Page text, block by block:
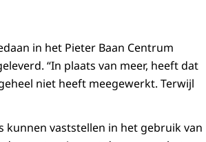
in het Pieter Baan Centrum
“In plaats van meer, heeft dat
niet heeft meegewerkt. Terwijl
kunnen vaststellen in het gebruik van